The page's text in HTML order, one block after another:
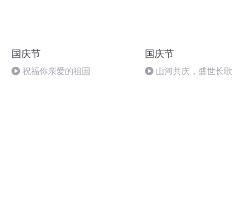
国庆节
祝福你亲爱的祖国
国庆节
山河共庆，盛世长歌